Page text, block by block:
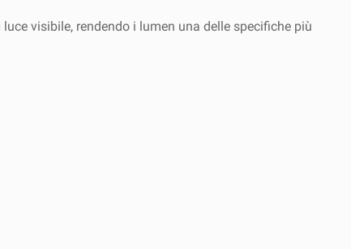
visibile, rendendo i lumen una delle specifiche più